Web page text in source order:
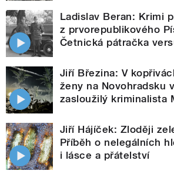
Ladislav Beran: Krimi
z prvorepublikového
Četnická pátračka
Jiří Březina: V
ženy na Novohradsku
zasloužilý kriminalista
Jiří Hájíček: Zloději
Příběh o nelegálních
i lásce a přátelství